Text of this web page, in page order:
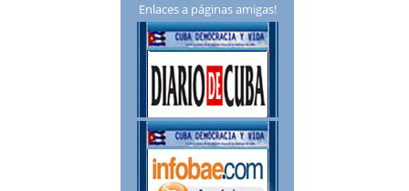
Enlaces a páginas amigas!